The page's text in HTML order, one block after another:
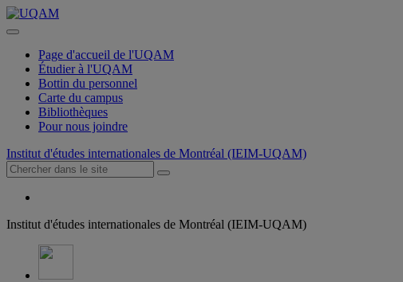
Page d'accueil de l'UQAM
Étudier à l'UQAM
Bottin du personnel
Carte du campus
Bibliothèques
Pour nous joindre
Institut d'études internationales de Montréal (IEIM-UQAM)
Institut d'études internationales de Montréal (IEIM-UQAM)